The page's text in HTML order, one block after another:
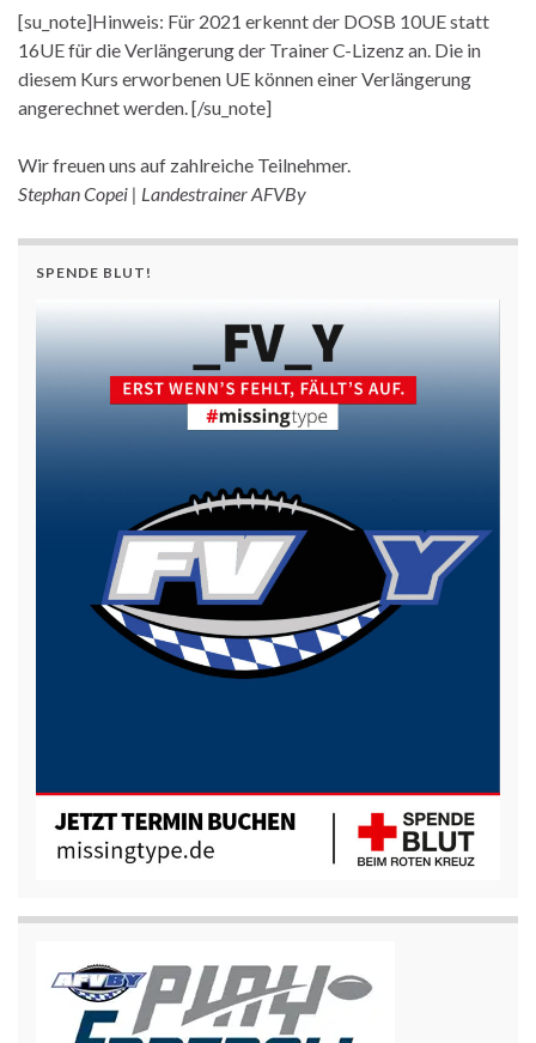
[su_note]Hinweis: Für 2021 erkennt der DOSB 10UE statt
16UE für die Verlängerung der Trainer C-Lizenz an. Die in
diesem Kurs erworbenen UE können einer Verlängerung
angerechnet werden. [/su_note]
Wir freuen uns auf zahlreiche Teilnehmer.
Stephan Copei | Landestrainer AFVBy
SPENDE BLUT!